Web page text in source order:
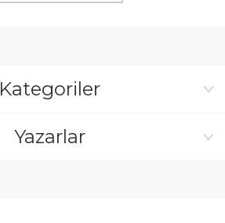
Kategoriler
Yazarlar